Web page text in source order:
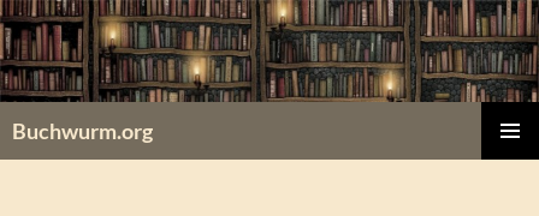
Zum
Inhalt
springen
Buchwurm.org